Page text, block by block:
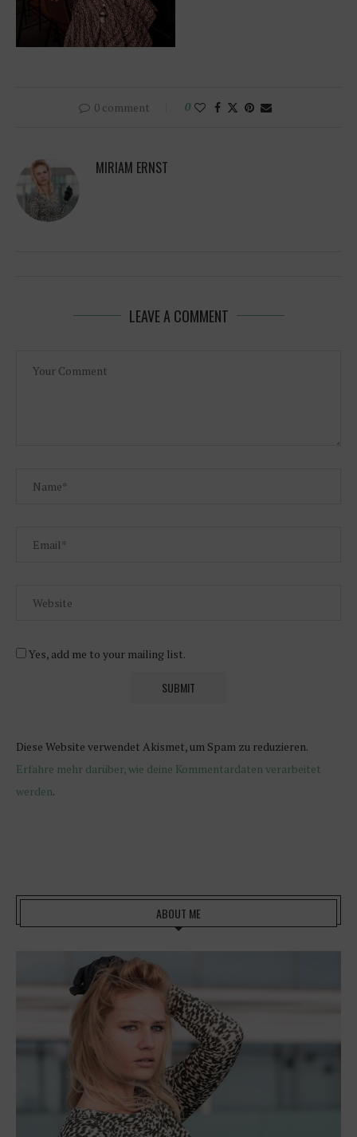
0 comment 0
MIRIAM ERNST
LEAVE A COMMENT
Yes, add me to your mailing list.
Diese Website verwendet Akismet, um Spam zu reduzieren.
Erfahre mehr darüber, wie deine Kommentardaten verarbeitet
werden.
ABOUT ME